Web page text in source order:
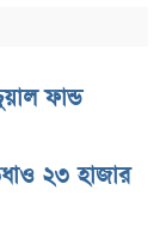
ফান্ড
২৩ হাজার